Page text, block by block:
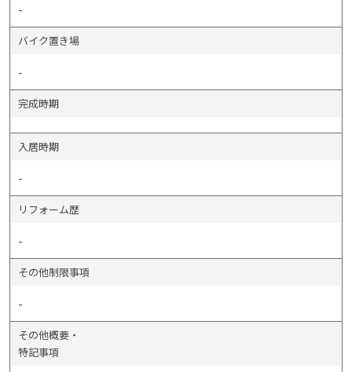
-
バイク置き場
-
完成時期
入居時期
-
リフォーム歴
-
その他制限事項
-
その他概要・
特記事項